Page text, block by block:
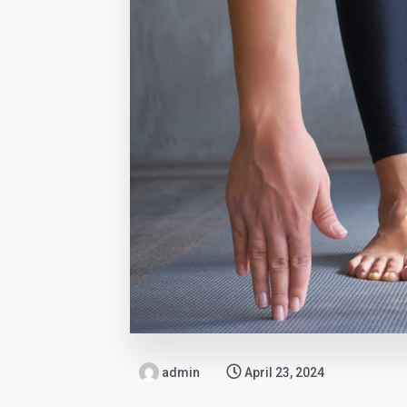
admin April 23, 2024